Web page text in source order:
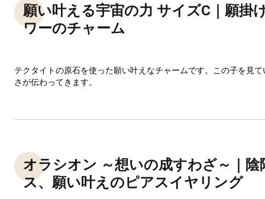
願い叶える宇宙の力 サイズC｜願掛
ワーのチャーム
テクタイトの原石を使った願い叶えなチャームです。この子を見
さが伝わってきます。
オラシオン ～想いの成すわざ～｜陰
ス、願い叶えのピアスイヤリング